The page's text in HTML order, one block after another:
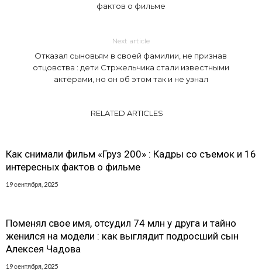
фактов о фильме
Next article
Отказал сыновьям в своей фамилии, не признав
отцовства : дети Стржельчика стали известными
актёрами, но он об этом так и не узнал
RELATED ARTICLES
Как снимали фильм «Груз 200» : Кадры со съемок и 16
интересных фактов о фильме
19 сентября, 2025
Поменял свое имя, отсудил 74 млн у друга и тайно
женился на модели : как выглядит подросший сын
Алексея Чадова
19 сентября, 2025